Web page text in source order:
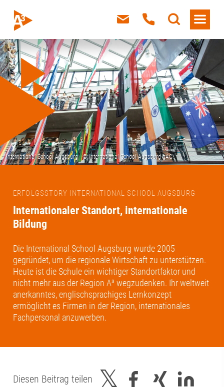
ERFOLGSSTORY INTERNATIONAL SCHOOL AUGSBURG
Internationaler Standort, internationale
Bildung
Die International School Augsburg wurde 2005
gegründet, um die regionale Wirtschaft zu unterstützen.
Heute ist die Schule ein wichtiger Standortfaktor und
nicht mehr aus der Region A³ wegzudenken. Ihr weltweit
anerkanntes, englischsprachiges Lernkonzept
ermöglicht es Firmen in der Region, internationales
Fachpersonal anzuwerben.
Diesen Beitrag teilen